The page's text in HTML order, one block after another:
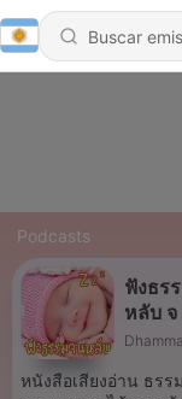
Podcasts
ฟังธร
หลับ จ
หนังสือเสียงอ่าน ธร